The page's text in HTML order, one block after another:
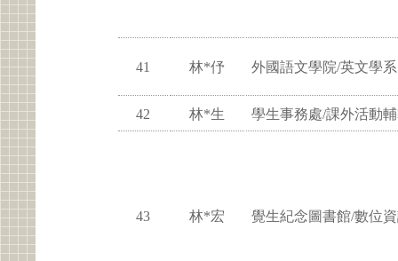
41 林*伃 外國語文學院/英文學系
42 林*生 學生事務處/課外活動
43 林*宏 覺生紀念圖書館/數位